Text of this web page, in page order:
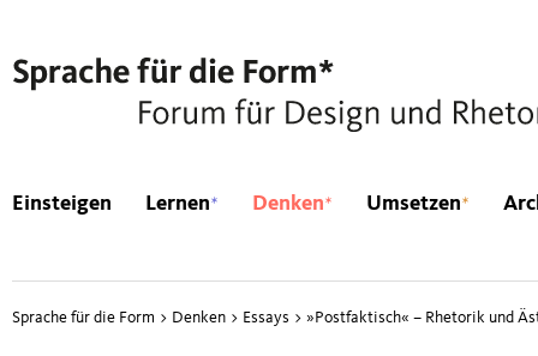
Einsteigen Lernen* Denken* Umsetzen*
Sprache für die Form > Denken > Essays > » Postfaktisch« – Rhetorik und